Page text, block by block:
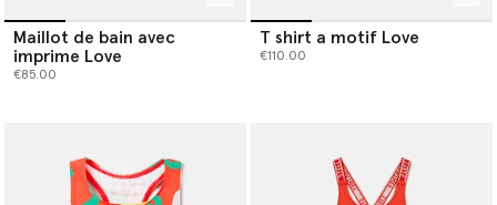
Maillot de bain avec
imprime Love
€85.00
T shirt a motif Love
€110.00